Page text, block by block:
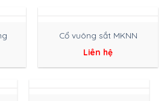
Cổ vuông sắt MKNN
Liên hệ